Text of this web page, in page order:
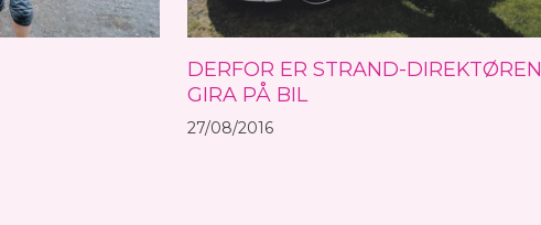
DERFOR ER STRAND-DIREKTØREN
GIRA PÅ BIL
27/08/2016